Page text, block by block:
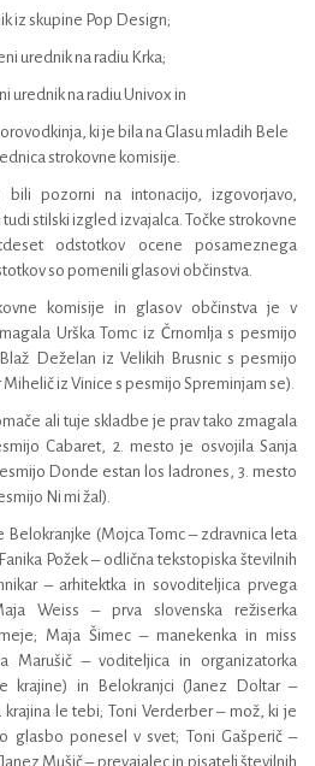
iz skupine Pop Design;
urednik na radiu Krka;
urednik na radiu Univox in
ki je bila na Glasu mladih Bele
strokovne komisije.
bili pozorni na intonacijo, izgovorjavo,
stilski izgled izvajalca. Točke strokovne
odstotkov ocene posameznega
so pomenili glasovi občinstva.
komisije in glasov občinstva je v
Urška Tomc iz Črnomlja s pesmijo
Deželan iz Velikih Brusnic s pesmijo
iz Vinice s pesmijo Spreminjam se).
ali tuje skladbe je prav tako zmagala
Cabaret, 2. mesto je osvojila Sanja
Donde estan los ladrones, 3. mesto
Ni mi žal).
Belokranjke (Mojca Tomc – zdravnica leta
Požek – odlična tekstopiska številnih
– arhitektka in sovoditeljica prvega
Weiss – prva slovenska režiserka
Maja Šimec – manekenka in miss
Marušič – voditeljica in organizatorka
krajine) in Belokranjci (Janez Doltar –
le tebi; Toni Verderber – mož, ki je
glasbo ponesel v svet; Toni Gašperič –
Mušič – prevajalec in pisatelj številnih